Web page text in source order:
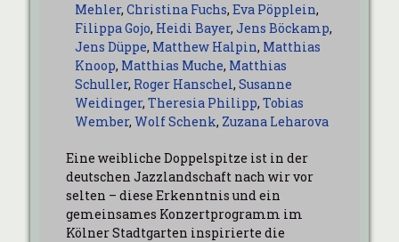
Mehler, Christina Fuchs, Eva Pöpplein,
Filippa Gojo, Heidi Bayer, Jens Böckamp,
Jens Düppe, Matthew Halpin, Matthias
Knoop, Matthias Muche, Matthias
Schuller, Roger Hanschel, Susanne
Weidinger, Theresia Philipp, Tobias
Wember, Wolf Schenk, Zuzana Leharova
Eine weibliche Doppelspitze ist in der
deutschen Jazzlandschaft nach wir vor
selten – diese Erkenntnis und ein
gemeinsames Konzertprogramm im
Kölner Stadtgarten inspirierte die